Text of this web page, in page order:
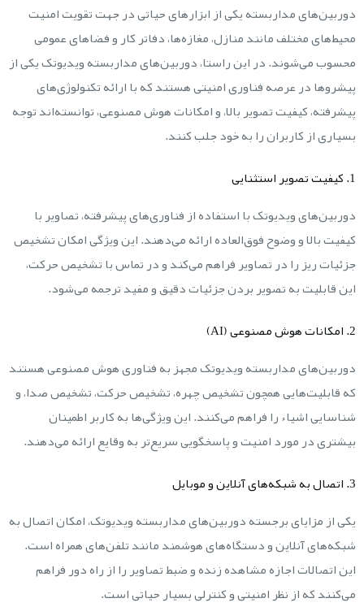
دوربین‌های مداربسته یکی از ابزارهای حیاتی در جهت تقویت امنیت
محیط‌های مختلف مانند منازل، مغازه‌ها، دفاتر کار و فضاهای عمومی
محسوب می‌شوند. در این راستا، دوربین‌های مداربسته ویدیوتک یکی از
پیشروها در عرصه فناوری امنیتی هستند که با ارائه تکنولوژی‌های
پیشرفته، کیفیت تصویر بالا، و امکانات هوش مصنوعی، توانسته‌اند توجه
بسیاری از کاربران را به خود جلب کنند.
1. کیفیت تصویر استثنایی
دوربین‌های ویدیوتک با استفاده از فناوری‌های پیشرفته، تصاویر با
کیفیت بالا و وضوح فوق‌العاده ارائه می‌دهند. این ویژگی امکان تشخیص
جزئیات ریز را در تصاویر فراهم می‌کند و در تماس با تشخیص حرکت،
این قابلیت به تصویر بردن جزئیات دقیق و مفید ترجمه می‌شود.
2. امکانات هوش مصنوعی (AI)
دوربین‌های مداربسته ویدیوتک مجهز به فناوری هوش مصنوعی هستند
که قابلیت‌هایی همچون تشخیص چهره، تشخیص حرکت، تشخیص صدا، و
شناسایی اشیاء را فراهم می‌کنند. این ویژگی‌ها به کاربر اطمینان
بیشتری در مورد امنیت و پاسخگویی سریع‌تر به وقایع ارائه می‌دهند.
3. اتصال به شبکه‌های آنلاین و موبایل
یکی از مزایای برجسته دوربین‌های مداربسته ویدیوتک، امکان اتصال به
شبکه‌های آنلاین و دستگاه‌های هوشمند مانند تلفن‌های همراه است.
این اتصالات اجازه مشاهده زنده و ضبط تصاویر را از راه دور فراهم
می‌کنند که از نظر امنیتی و کنترلی بسیار حیاتی است.